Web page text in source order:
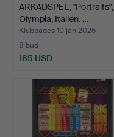
ARKADSPEL, "Portraits",
Olympia, Italien. …
Klubbades 10 jan 2025
8 bud
185 USD